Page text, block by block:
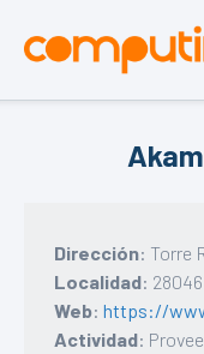
Dirección: Torre
Localidad: 28046
Web: https://
Actividad: